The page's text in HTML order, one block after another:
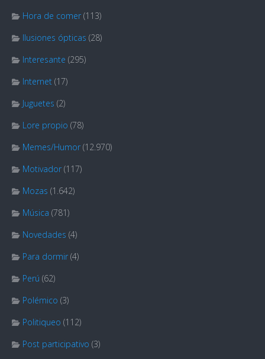
Hora de comer (113)
Ilusiones ópticas (28)
Interesante (295)
Internet (17)
Juguetes (2)
Lore propio (78)
Memes/Humor (12.970)
Motivador (117)
Mozas (1.642)
Música (781)
Novedades (4)
Para dormir (4)
Perú (62)
Polémico (3)
Politiqueo (112)
Post participativo (3)